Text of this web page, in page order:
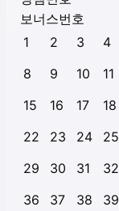
보너스번호
1
2 3 4
8
9 10 11
15
16 17 18
22
23 24 25
29
30 31 32
36
37 38 39